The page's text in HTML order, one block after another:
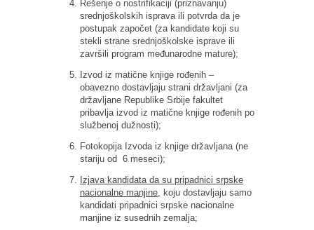
Rešenje o nostrifikaciji (priznavanju)
srednjoškolskih isprava ili potvrda da je
postupak započet (za kandidate koji su
stekli strane srednjoškolske isprave ili
završili program međunarodne mature);
Izvod iz matične knjige rođenih –
obavezno dostavljaju strani državljani (za
državljane Republike Srbije fakultet
pribavlja izvod iz matične knjige rođenih po
službenoj dužnosti);
Fotokopija Izvoda iz knjige državljana (ne
stariju od 6 meseci);
Izjava kandidata da su pripadnici srpske
nacionalne manjine, koju dostavljaju samo
kandidati pripadnici srpske nacionalne
manjine iz susednih zemalja;